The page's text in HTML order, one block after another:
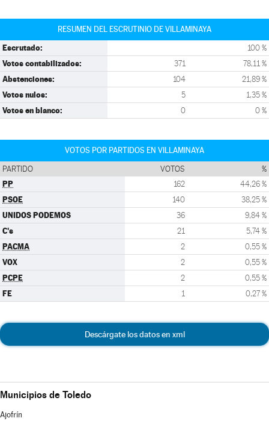
RESUMEN DEL ESCRUTINIO DE VILLAMINAYA
Escrutado: 100 %
Votos contabilizados: 371 78,11 %
Abstenciones: 104 21,89 %
Votos nulos: 5 1,35 %
Votos en blanco: 0 0 %
VOTOS POR PARTIDOS EN VILLAMINAYA
PARTIDO VOTOS %
PP 162 44,26 %
PSOE 140 38,25 %
UNIDOS PODEMOS 36 9,84 %
C's 21 5,74 %
PACMA 2 0,55 %
VOX 2 0,55 %
PCPE 2 0,55 %
FE 1 0,27 %
Descárgate los datos en xml
Municipios de Toledo
Ajofrín